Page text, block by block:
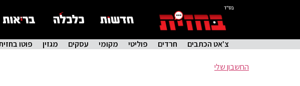
בס"ד
צ'אט הכתבים חרדים פוליטי מקומי עסקים מגזין פוטו
החשבון שלי